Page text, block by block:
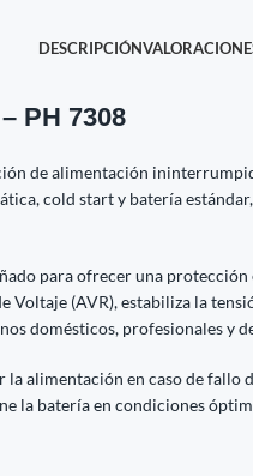
DESCRIPCIÓN
PH 7308
de alimentación
cold start y batería
para ofrecer una
Voltaje (AVR), estabiliza la
domésticos, profesionales y
alimentación en caso de
la batería en condiciones